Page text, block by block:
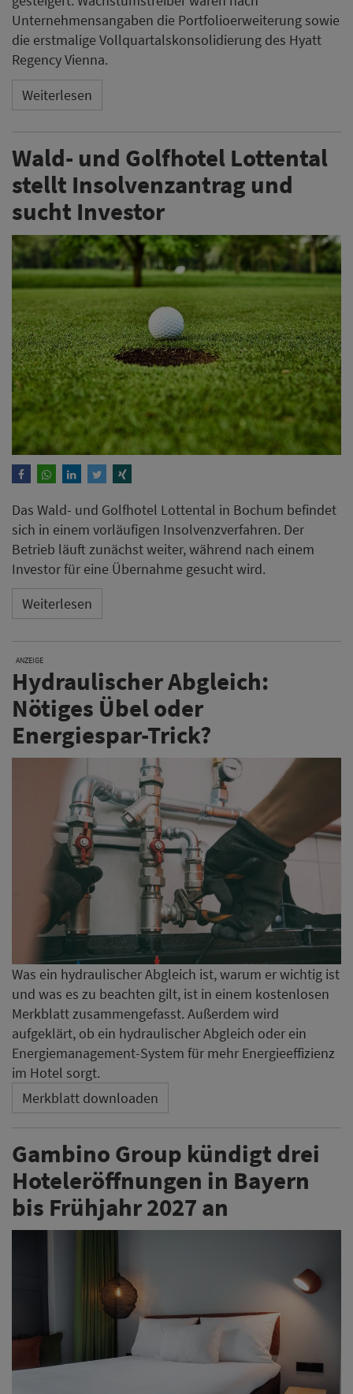
Unternehmensangaben die Portfolioerweiterung sowie
die erstmalige Vollquartalskonsolidierung des Hyatt
Regency Vienna.
Weiterlesen
Wald- und Golfhotel Lottental
stellt Insolvenzantrag und
sucht Investor
Das Wald- und Golfhotel Lottental in Bochum befindet
sich in einem vorläufigen Insolvenzverfahren. Der
Betrieb läuft zunächst weiter, während nach einem
Investor für eine Übernahme gesucht wird.
Weiterlesen
ANZEIGE
Hydraulischer Abgleich:
Nötiges Übel oder
Energiespar-Trick?
Was ein hydraulischer Abgleich ist, warum er wichtig ist
und was es zu beachten gilt, ist in einem kostenlosen
Merkblatt zusammengefasst. Außerdem wird
aufgeklärt, ob ein hydraulischer Abgleich oder ein
Energiemanagement-System für mehr Energieeffizienz
im Hotel sorgt.
Merkblatt downloaden
Gambino Group kündigt drei
Hoteleröffnungen in Bayern
bis Frühjahr 2027 an